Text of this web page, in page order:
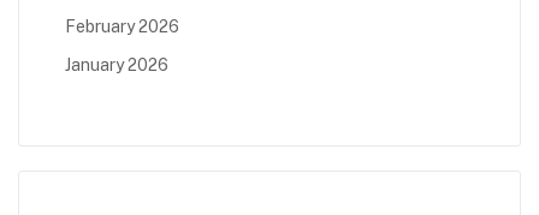
February 2026
January 2026